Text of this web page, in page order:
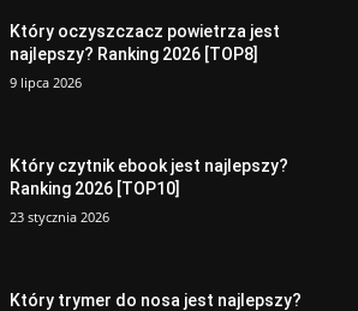
Który oczyszczacz powietrza jest
najlepszy? Ranking 2026 [TOP8]
9 lipca 2026
Który czytnik ebook jest najlepszy?
Ranking 2026 [TOP10]
23 stycznia 2026
Który trymer do nosa jest najlepszy?